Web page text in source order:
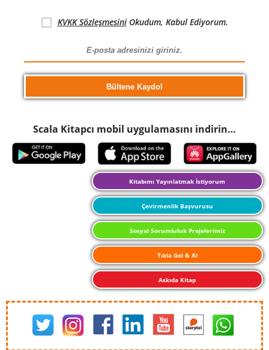
KVKK SözleşmesiniOkudum, Kabul Ediyorum.
Scala Kitapcı mobil uygulamasını indirin…
Kitabımı Yayınlatmak İstiyorum
Çevirmenlik Başvurusu
Sosyal Sorumluluk Projelerimiz
Tıkla Gel & Al
Askıda Kitap